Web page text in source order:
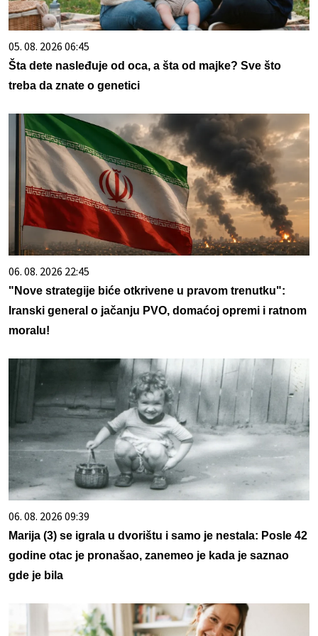
05. 08. 2026 06:45
Šta dete nasleđuje od oca, a šta od majke? Sve što
treba da znate o genetici
06. 08. 2026 22:45
"Nove strategije biće otkrivene u pravom trenutku":
Iranski general o jačanju PVO, domaćoj opremi i ratnom
moralu!
06. 08. 2026 09:39
Marija (3) se igrala u dvorištu i samo je nestala: Posle 42
godine otac je pronašao, zanemeo je kada je saznao
gde je bila